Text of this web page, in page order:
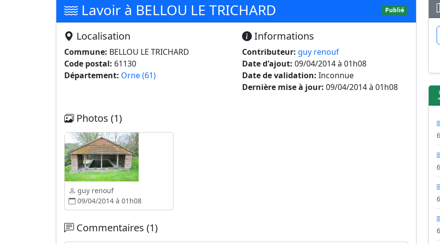
Lavoir à BELLOU LE TRICHARD Publié
Localisation
Commune: BELLOU LE TRICHARD
Code postal: 61130
Département: Orne (61)
Informations
Contributeur: guy renouf
Date d'ajout: 09/04/2014 à 01h08
Date de validation: Inconnue
Dernière mise à jour: 09/04/2014 à 01h08
Photos (1)
guy renouf
09/04/2014 à 01h08
Commentaires (1)